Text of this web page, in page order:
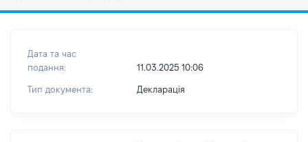
Дата та час
подання:
11.03.2025 10:06
Тип документа: Декларація